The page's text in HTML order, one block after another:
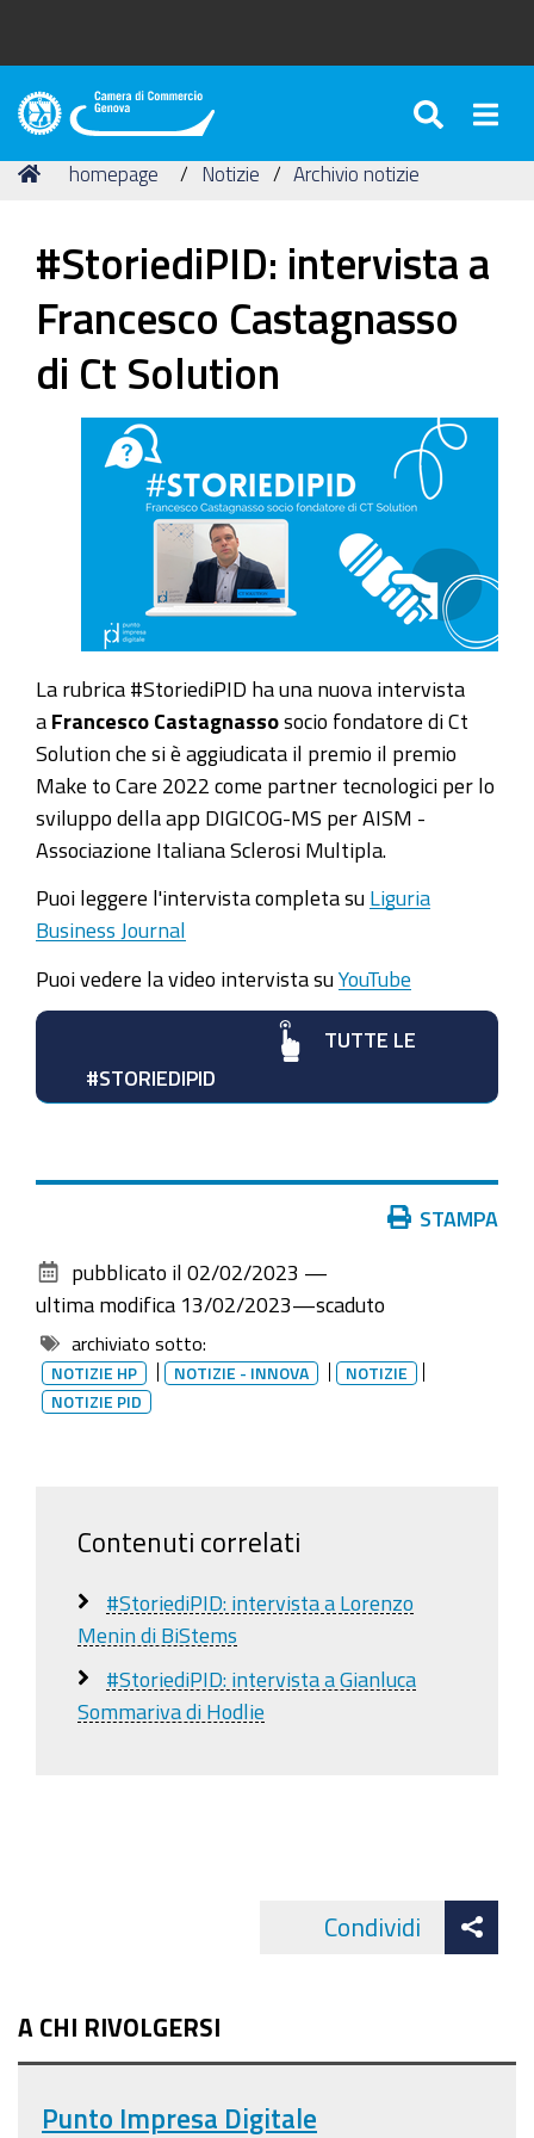
Camera
Commercio
Tu
Home
homepage Notizie Archivio notizie
#StoriediPID: intervista a
Francesco Castagnasso
di Ct Solution
La rubrica #StoriediPID ha una nuova intervista
a Francesco Castagnasso socio fondatore di Ct
Solution che si è aggiudicata il premio il premio
Make to Care 2022 come partner tecnologici per lo
sviluppo della app DIGICOG-MS per AISM -
Associazione Italiana Sclerosi Multipla.
Puoi leggere l'intervista completa su Liguria
Business Journal
Puoi vedere la video intervista su YouTube
TUTTE LE
#STORIEDIPID
documento
STAMPA
pubblicato il 02/02/2023 —
ultima modifica 13/02/2023—scaduto
archiviato sotto:
NOTIZIE HP NOTIZIE - INNOVA
NOTIZIE
NOTIZIE PID
Contenuti correlati
#StoriediPID: intervista a Lorenzo
Menin di BiStems
#StoriediPID: intervista a Gianluca
Sommariva di Hodlie
Condividi
A CHI RIVOLGERSI
Punto Impresa Digitale